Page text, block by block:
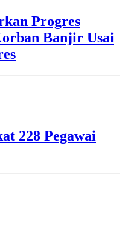
Progres
Banjir Usai
228 Pegawai